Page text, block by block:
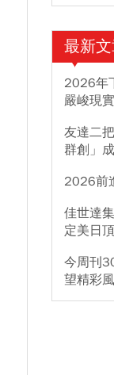
最新
2026年
嚴峻現實
友達二
群創」
2026前
佳世達
定美日
今周刊
望精彩